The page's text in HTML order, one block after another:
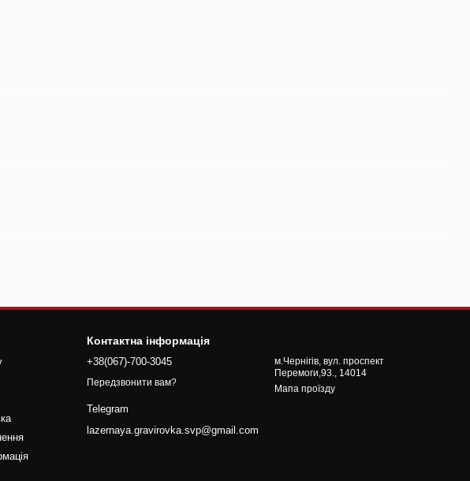
Контактна інформація
+38(067)-700-3045
Передзвонити вам?
Telegram
lazernaya.gravirovka.svp@gmail.com
м.Чернігів, вул. проспект
Перемоги,93., 14014
Мапа проїзду